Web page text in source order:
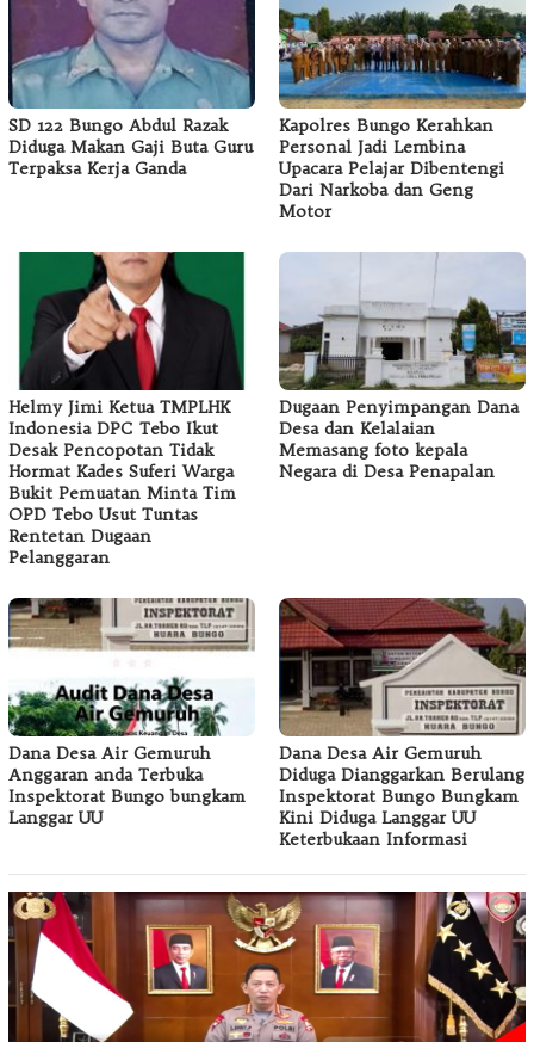
SD 122 Bungo Abdul Razak
Diduga Makan Gaji Buta Guru
Terpaksa Kerja Ganda
Kapolres Bungo Kerahkan
Personal Jadi Lembina
Upacara Pelajar Dibentengi
Dari Narkoba dan Geng
Motor
Helmy Jimi Ketua TMPLHK
Indonesia DPC Tebo Ikut
Desak Pencopotan Tidak
Hormat Kades Suferi Warga
Bukit Pemuatan Minta Tim
OPD Tebo Usut Tuntas
Rentetan Dugaan
Pelanggaran
Dugaan Penyimpangan Dana
Desa dan Kelalaian
Memasang foto kepala
Negara di Desa Penapalan
Dana Desa Air Gemuruh
Anggaran anda Terbuka
Inspektorat Bungo bungkam
Langgar UU
Dana Desa Air Gemuruh
Diduga Dianggarkan Berulang
Inspektorat Bungo Bungkam
Kini Diduga Langgar UU
Keterbukaan Informasi